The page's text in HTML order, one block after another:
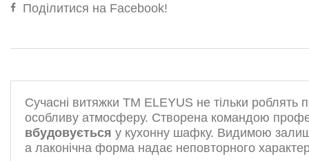
Поділитися на Facebook!
Сучасні витяжки ТМ ELEYUS не тільки
особливу атмосферу. Створена командою
вбудовується у кухонну шафку. Видимою
а лаконічна форма надає неповторного